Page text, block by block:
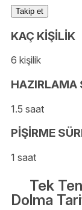
Takip et
KAÇ KİŞİLİK
6 kişilik
HAZIRLAMA
1.5 saat
PİŞİRME
1 saat
Tek
Dolma